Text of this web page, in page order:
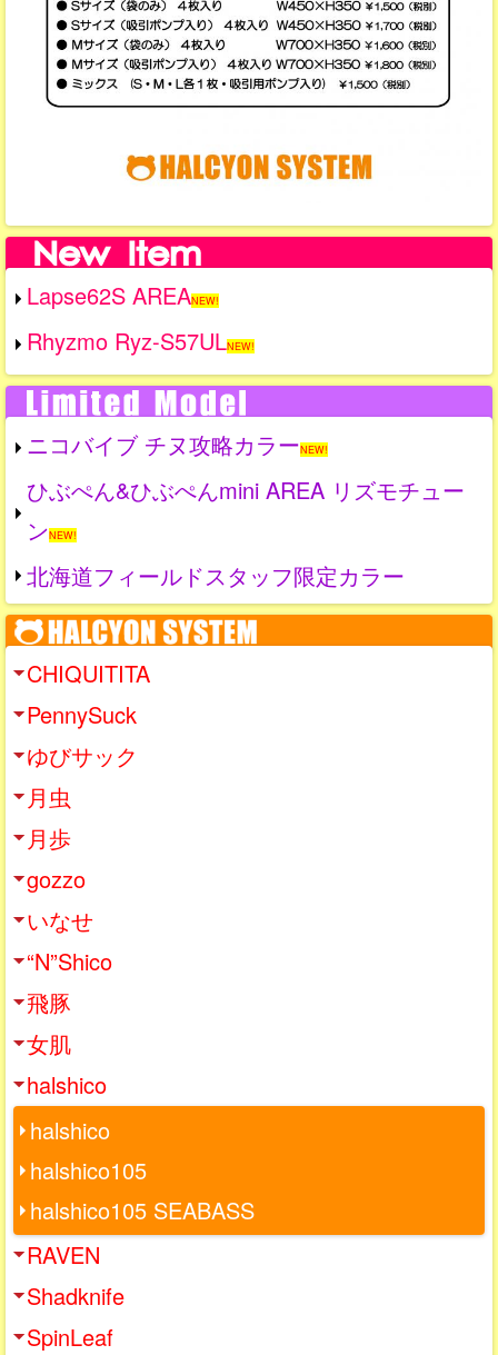
Lapse62S AREANEW!
Rhyzmo Ryz-S57ULNEW!
ニコバイブ チヌ攻略カラーNEW!
ひぶぺん&ひぶぺんmini AREA リズモチュー
ンNEW!
北海道フィールドスタッフ限定カラー
CHIQUITITA
PennySuck
ゆびサック
月虫
月歩
gozzo
いなせ
“N”Shico
飛豚
女肌
halshico
halshico
halshico105
halshico105 SEABASS
RAVEN
Shadknife
SpinLeaf